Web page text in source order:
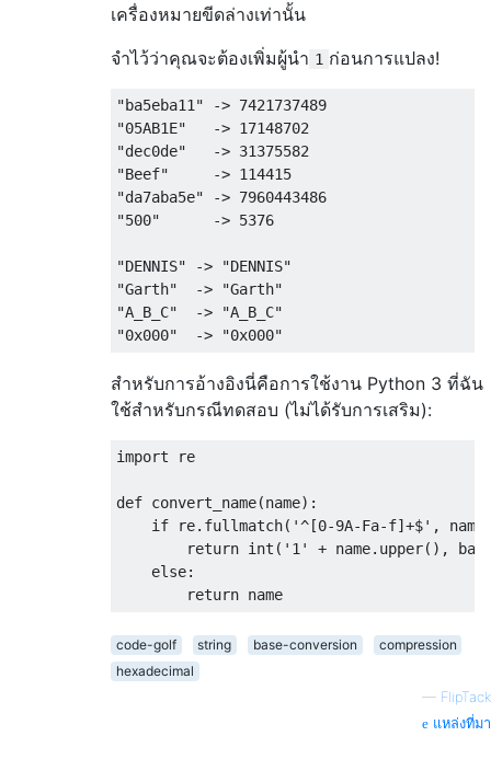
เครื่องหมายขีดล่างเท่านั้น
จำไว้ว่าคุณจะต้องเพิ่มผู้นำ 1 ก่อนการแปลง!
"ba5eba11" -> 7421737489
"05AB1E"   -> 17148702
"dec0de"   -> 31375582
"Beef"     -> 114415
"da7aba5e" -> 7960443486
"500"      -> 5376
"DENNIS" -> "DENNIS"
"Garth"  -> "Garth"
"A_B_C"  -> "A_B_C"
สำหรับการอ้างอิงนี่คือการใช้งาน Python 3 ที่ฉัน
ใช้สำหรับกรณีทดสอบ (ไม่ได้รับการเสริม):
import re
def convert_name(name):
if re. fullmatch( '^[0-9A-Fa-f]+$' , name
return int ( '1' + name. upper(),
else:
return name
code-golf string base-conversion
compression
hexadecimal
— FlipTack
แหล่งที่มา